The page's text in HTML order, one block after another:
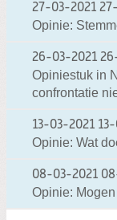
27-03-2021
Opinie:
26-03-2021
Opiniestuk in
confrontatie
13-03-2021
Opinie: Wat
08-03-2021
Opinie: